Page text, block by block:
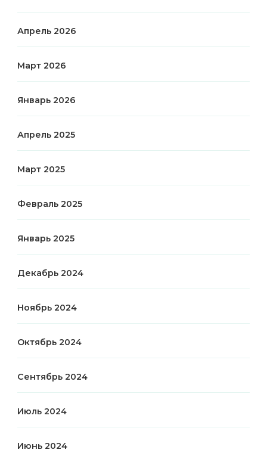
Апрель 2026
Март 2026
Январь 2026
Апрель 2025
Март 2025
Февраль 2025
Январь 2025
Декабрь 2024
Ноябрь 2024
Октябрь 2024
Сентябрь 2024
Июль 2024
Июнь 2024